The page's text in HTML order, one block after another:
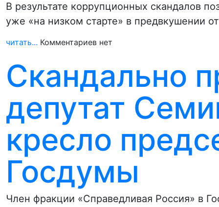
В результате коррупционных скандалов
уже «на низком старте» в предвкушении
читать... Комментариев нет
Скандально
депутат
кресло
Госдумы
Член фракции «Справедливая Россия» в